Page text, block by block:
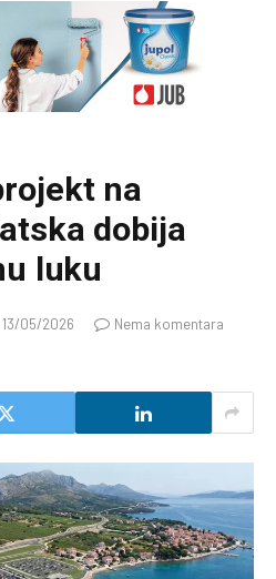
na
dobija
luku
13/05/2026
Nema komentara